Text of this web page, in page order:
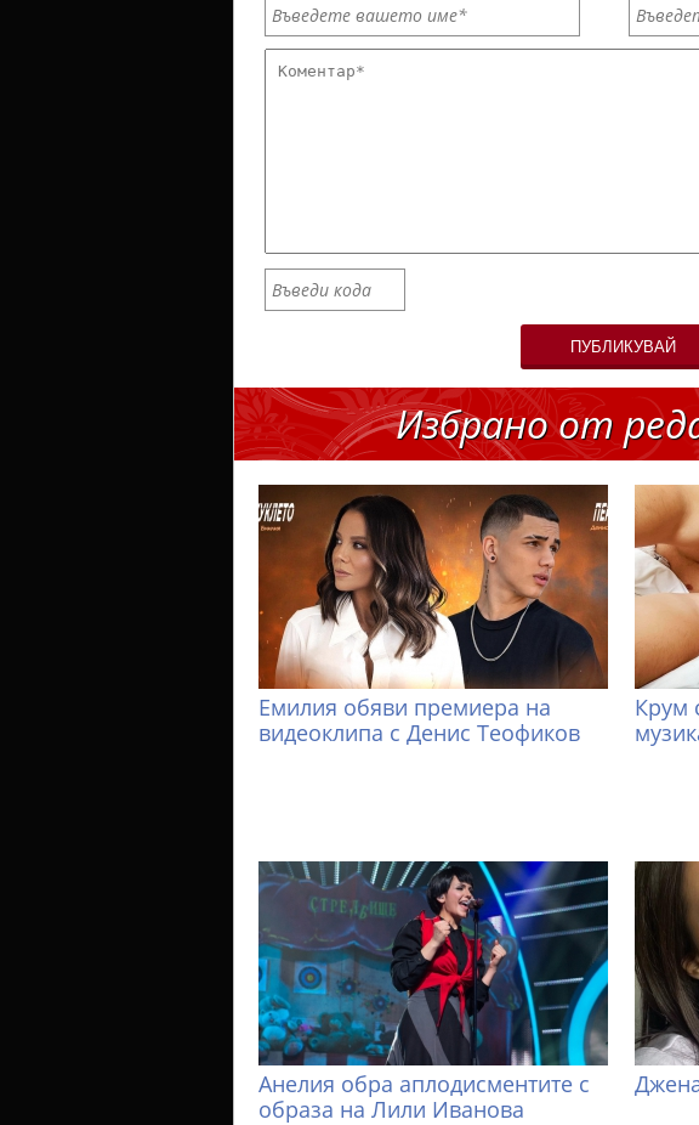
ПУБЛИКУВАЙ
Избрано от
Емилия обяви премиера на
видеоклипа с Денис Теофиков
Крум
Анелия обра аплодисментите с
образа на Лили Иванова